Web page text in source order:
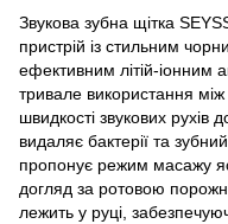
Звукова зубна щітка
пристрій із стильним
ефективним літій-іонним
тривале використання
швидкості звукових
видаляє бактерії та
пропонує режим масажу
догляд за ротовою
лежить у руці,